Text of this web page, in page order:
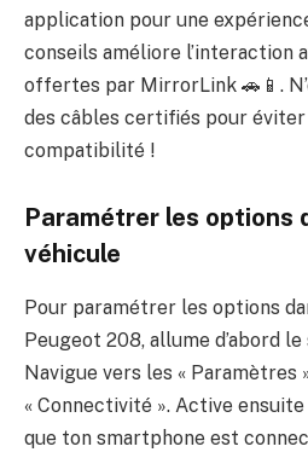
application pour une
conseils améliore l’interaction
offertes par MirrorLink 🚗📱.
des câbles certifiés pour
compatibilité !
Paramétrer les options
véhicule
Pour paramétrer les options
Peugeot 208, allume d’abord
Navigue vers les « Paramètres
« Connectivité ». Active ensuite
que ton smartphone est